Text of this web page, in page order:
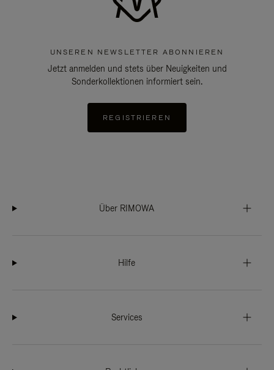
UNSEREN NEWSLETTER ABONNIEREN
Jetzt anmelden und stets über Neuigkeiten und
Sonderkollektionen informiert sein.
REGISTRIEREN
Über RIMOWA
Hilfe
Services